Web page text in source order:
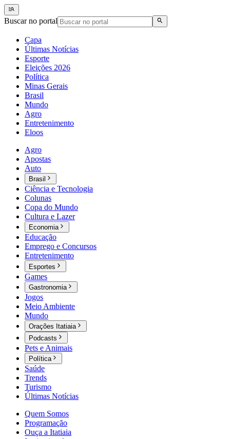
Buscar no portal
Capa
Últimas Notícias
Esporte
Eleições 2026
Política
Minas Gerais
Brasil
Mundo
Agro
Entretenimento
Eloos
Agro
Apostas
Auto
Brasil
Ciência e Tecnologia
Colunas
Copa do Mundo
Cultura e Lazer
Economia
Educação
Emprego e Concursos
Entretenimento
Esportes
Games
Gastronomia
Jogos
Meio Ambiente
Mundo
Orações Itatiaia
Podcasts
Pets e Animais
Política
Saúde
Trends
Turismo
Últimas Notícias
Quem Somos
Programação
Ouça a Itatiaia